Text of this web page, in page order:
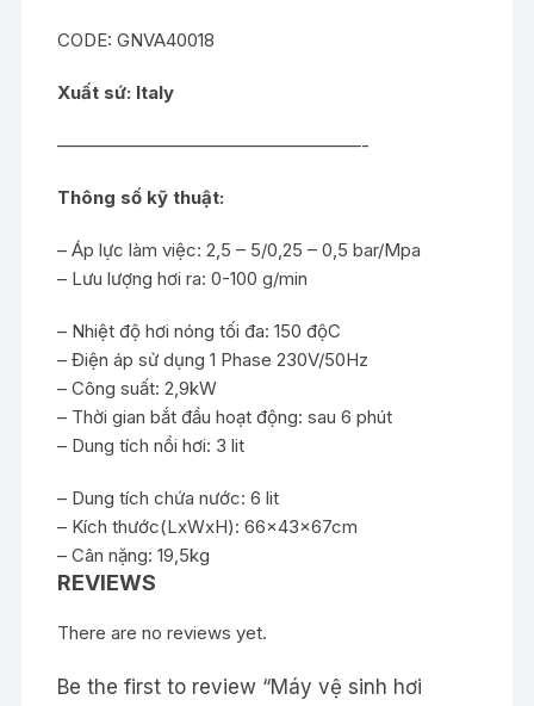
CODE: GNVA40018
Xuất sứ: Italy
—————————————————-
Thông số kỹ thuật:
– Áp lực làm việc: 2,5 – 5/0,25 – 0,5 bar/Mpa
– Lưu lượng hơi ra: 0-100 g/min
– Nhiệt độ hơi nóng tối đa: 150 độC
– Điện áp sử dụng 1 Phase 230V/50Hz
– Công suất: 2,9kW
– Thời gian bắt đầu hoạt động: sau 6 phút
– Dung tích nồi hơi: 3 lit
– Dung tích chứa nước: 6 lit
– Kích thước(LxWxH): 66x43x67cm
– Cân nặng: 19,5kg
REVIEWS
There are no reviews yet.
Be the first to review “Máy vệ sinh hơi